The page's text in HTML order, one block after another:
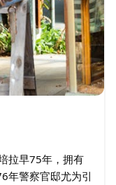
拉早75年，拥有
年警察官邸尤为引